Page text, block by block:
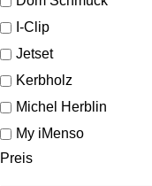
I-Clip
Jetset
Kerbholz
Michel Herblin
My iMenso
Preis